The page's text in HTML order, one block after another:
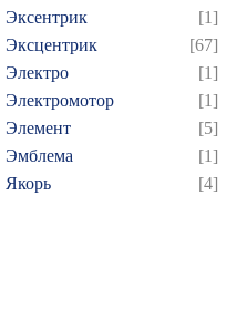
Эксентрик
[1]
Эксцентрик
[67]
Электро
[1]
Электромотор
[1]
Элемент
[5]
Эмблема
[1]
Якорь
[4]